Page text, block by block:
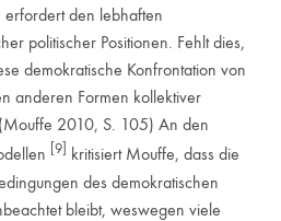
den lebhaften
politischer Positionen. Fehlt dies,
demokratische Konfrontation von
anderen Formen kollektiver
2010, S. 105) An den
[9]
kritisiert Mouffe, dass die
des demokratischen
bleibt, weswegen viele